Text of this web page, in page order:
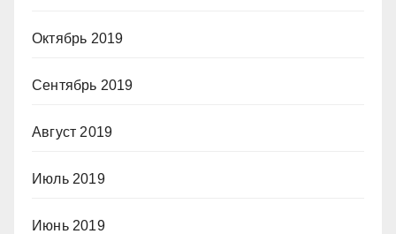
Октябрь 2019
Сентябрь 2019
Август 2019
Июль 2019
Июнь 2019